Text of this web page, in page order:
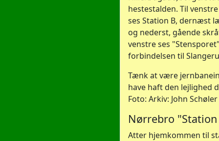
hestestalden. Til
ses Station B, dernæst
og nederst, gående
venstre ses
forbindelsen til
Tænk at være
have haft den lejlighed
Foto: Arkiv: John
Nørrebro
Atter hjemkommen til